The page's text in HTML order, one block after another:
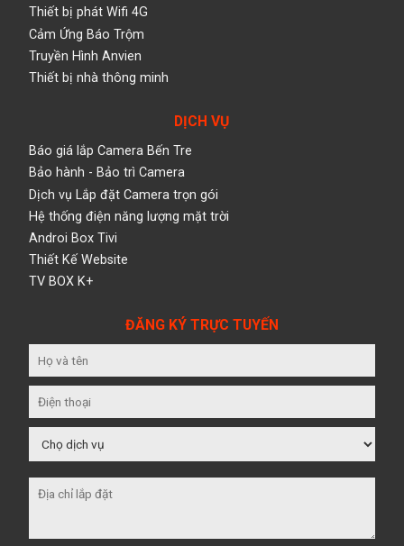
Thiết bị phát Wifi 4G
Cảm Ứng Báo Trộm
Truyền Hình Anvien
Thiết bị nhà thông minh
DỊCH VỤ
Báo giá lắp Camera Bến Tre
Bảo hành - Bảo trì Camera
Dịch vụ Lắp đặt Camera trọn gói
Hệ thống điện năng lượng mặt trời
Androi Box Tivi
Thiết Kế Website
TV BOX K+
ĐĂNG KÝ TRỰC TUYẾN